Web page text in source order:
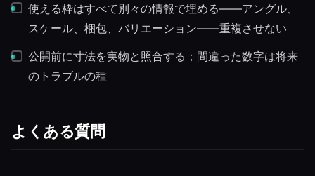
使える枠はすべて別々の情報で埋める——アングル、
スケール、梱包、バリエーション——重複させない
公開前に寸法を実物と照合する；間違った数字は将来
のトラブルの種
よくある質問